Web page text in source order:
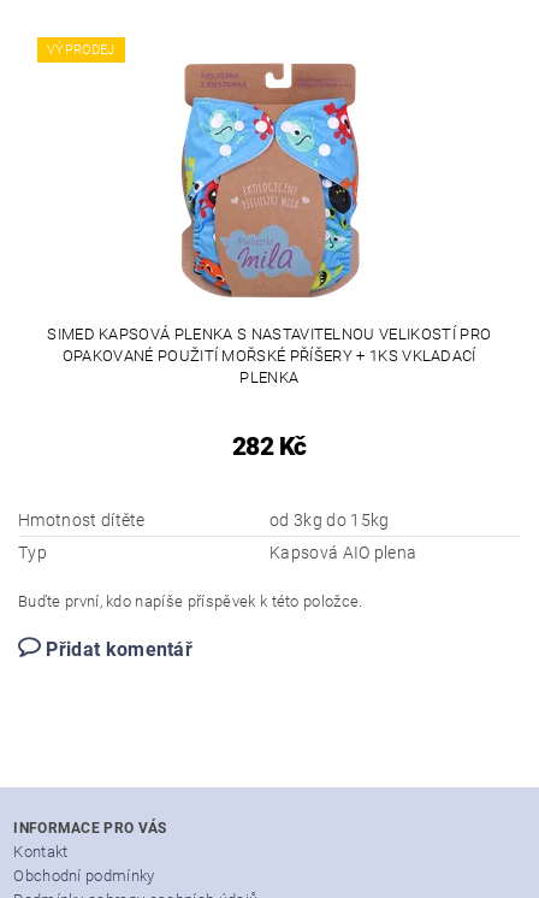
VÝPRODEJ
SIMED KAPSOVÁ PLENKA S NASTAVITELNOU VELIKOSTÍ PRO
OPAKOVANÉ POUŽITÍ MOŘSKÉ PŘÍŠERY + 1KS VKLADACÍ
PLENKA
282 Kč
Hmotnost dítěte
od 3kg do 15kg
Typ
Kapsová AIO plena
Buďte první, kdo napíše příspěvek k této položce.
Přidat komentář
INFORMACE PRO VÁS
Kontakt
Obchodní podmínky